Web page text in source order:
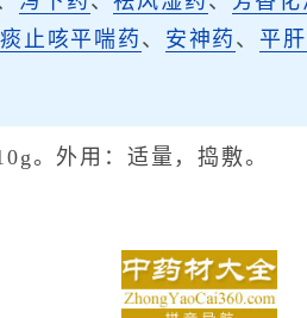
止咳平喘药 、 安神药 、 平
。外用：适量，捣敷。